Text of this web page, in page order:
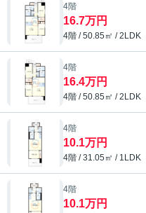
4階
16.7万円
4階 / 50.85㎡ / 2LDK
4階
16.4万円
4階 / 50.85㎡ / 2LDK
4階
10.1万円
4階 / 31.05㎡ / 1LDK
4階
10.1万円